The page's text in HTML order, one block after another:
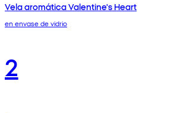
Vela aromática Valentine's Heart
en envase de vidrio
2